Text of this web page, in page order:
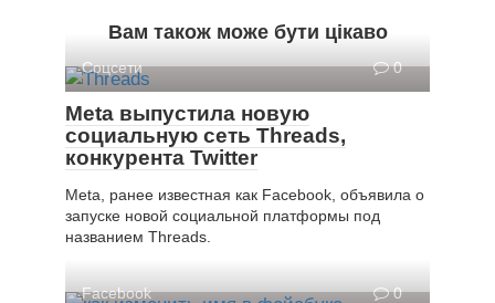
Вам також може бути цікаво
Соцсети 0
Meta выпустила новую
социальную сеть Threads,
конкурента Twitter
Meta, ранее известная как Facebook, объявила о
запуске новой социальной платформы под
названием Threads.
Facebook 0